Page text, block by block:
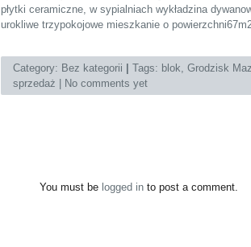
płytki ceramiczne, w sypialniach wykładzina
urokliwe trzypokojowe mieszkanie o
Category: Bez kategorii Tags: blok, Grodzisk
sprzedaż
No comments yet
You must be logged in to post a comment.